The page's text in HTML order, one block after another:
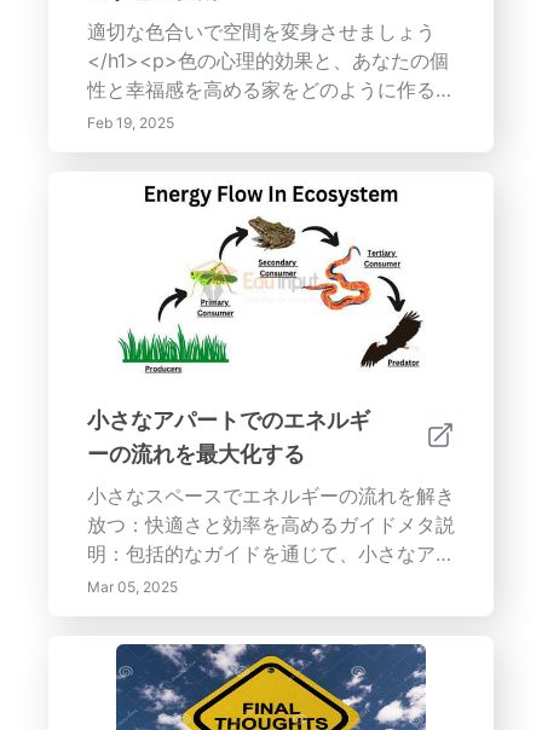
力を受け入れ、あなたの家をより明るく魅
力的な空間に変身させましょう。今日、よ
り健康で幸せな家への旅を始めましょう！
適切な色合いで空間を変身させましょう
</h1><p>色の心理的効果と、あなたの個
性と幸福感を高める家をどのように作るか
を学びましょう。調和のとれた視覚的に魅
力的な空間を作るために、色の組み合わ
法を学びましょう。完璧なカラーパレット
の選択から、装飾や家具を通して色を統合
することまで、このガイドは専門家のヒン
トとテクニックを提供します。</p><ul>
<li><strong>色彩心理学を理解する：
</strong>さまざまな色が感情に与える影
響を発見してください。</li> <li>
<strong>調和のとれた配色を作成する：
</strong>色の組み合わせとカラーホイー
ルについて学びましょう。</li> <li>
<strong>影響と機能のためのデザイン：
</strong>視覚的な魅力のために色を使用
し、空間を定義する方法を探求してくださ
い。</li> <li><strong>装飾と家具に色を
統合する：</strong>ペイント以外で色を
追加する方法を見つけてください。</li>
</ul><p><strong>キーワード：
</strong>色彩心理学、インテリアデザイ
Feb 19, 2025
小さなアパートでのエネルギ
ーの流れを最大化する
小さなスペースでエネルギーの流れを解き
放つ：快適さと効率を高めるガイドメタ説
明：包括的なガイドを通じて、小さなアパ
ートでエネルギーの流れを最適化する方法
を発見してください。整理整頓やレイアウ
トの最適化から、自然光や落ち着いた色の
活用まで、雰囲気を高め、ウェルビーイン
グを促進し、調和のとれた生活環境を作る
Mar 05, 2025